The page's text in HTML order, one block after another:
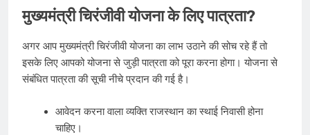
मुख्यमंत्री चिरंजीवी योजना के लिए पात्रता?
अगर आप मुख्यमंत्री चिरंजीवी योजना का लाभ उठाने की सोच रहे हैं तो
इसके लिए आपको योजना से जुड़ी पात्रता को पूरा करना होगा। योजना से
संबंधित पात्रता की सूची नीचे प्रदान की गई है।
आवेदन करना वाला व्यक्ति राजस्थान का स्थाई निवासी होना
चाहिए।